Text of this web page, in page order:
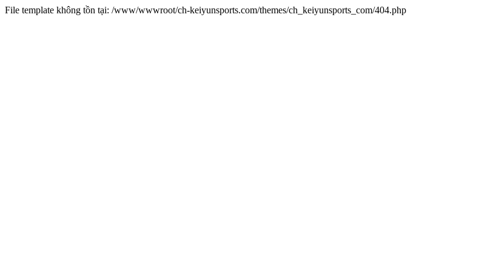
File template không tồn tại: /www/wwwroot/ch-keiyunsports.com/themes/ch_keiyunsports_com/404.php